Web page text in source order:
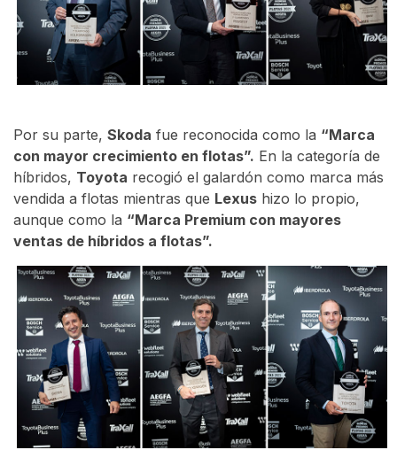
Por su parte, Skoda fue reconocida como la “Marca
con mayor crecimiento en flotas”. En la categoría de
híbridos, Toyota recogió el galardón como marca más
vendida a flotas mientras que Lexus hizo lo propio,
aunque como la “Marca Premium con mayores
ventas de híbridos a flotas”.